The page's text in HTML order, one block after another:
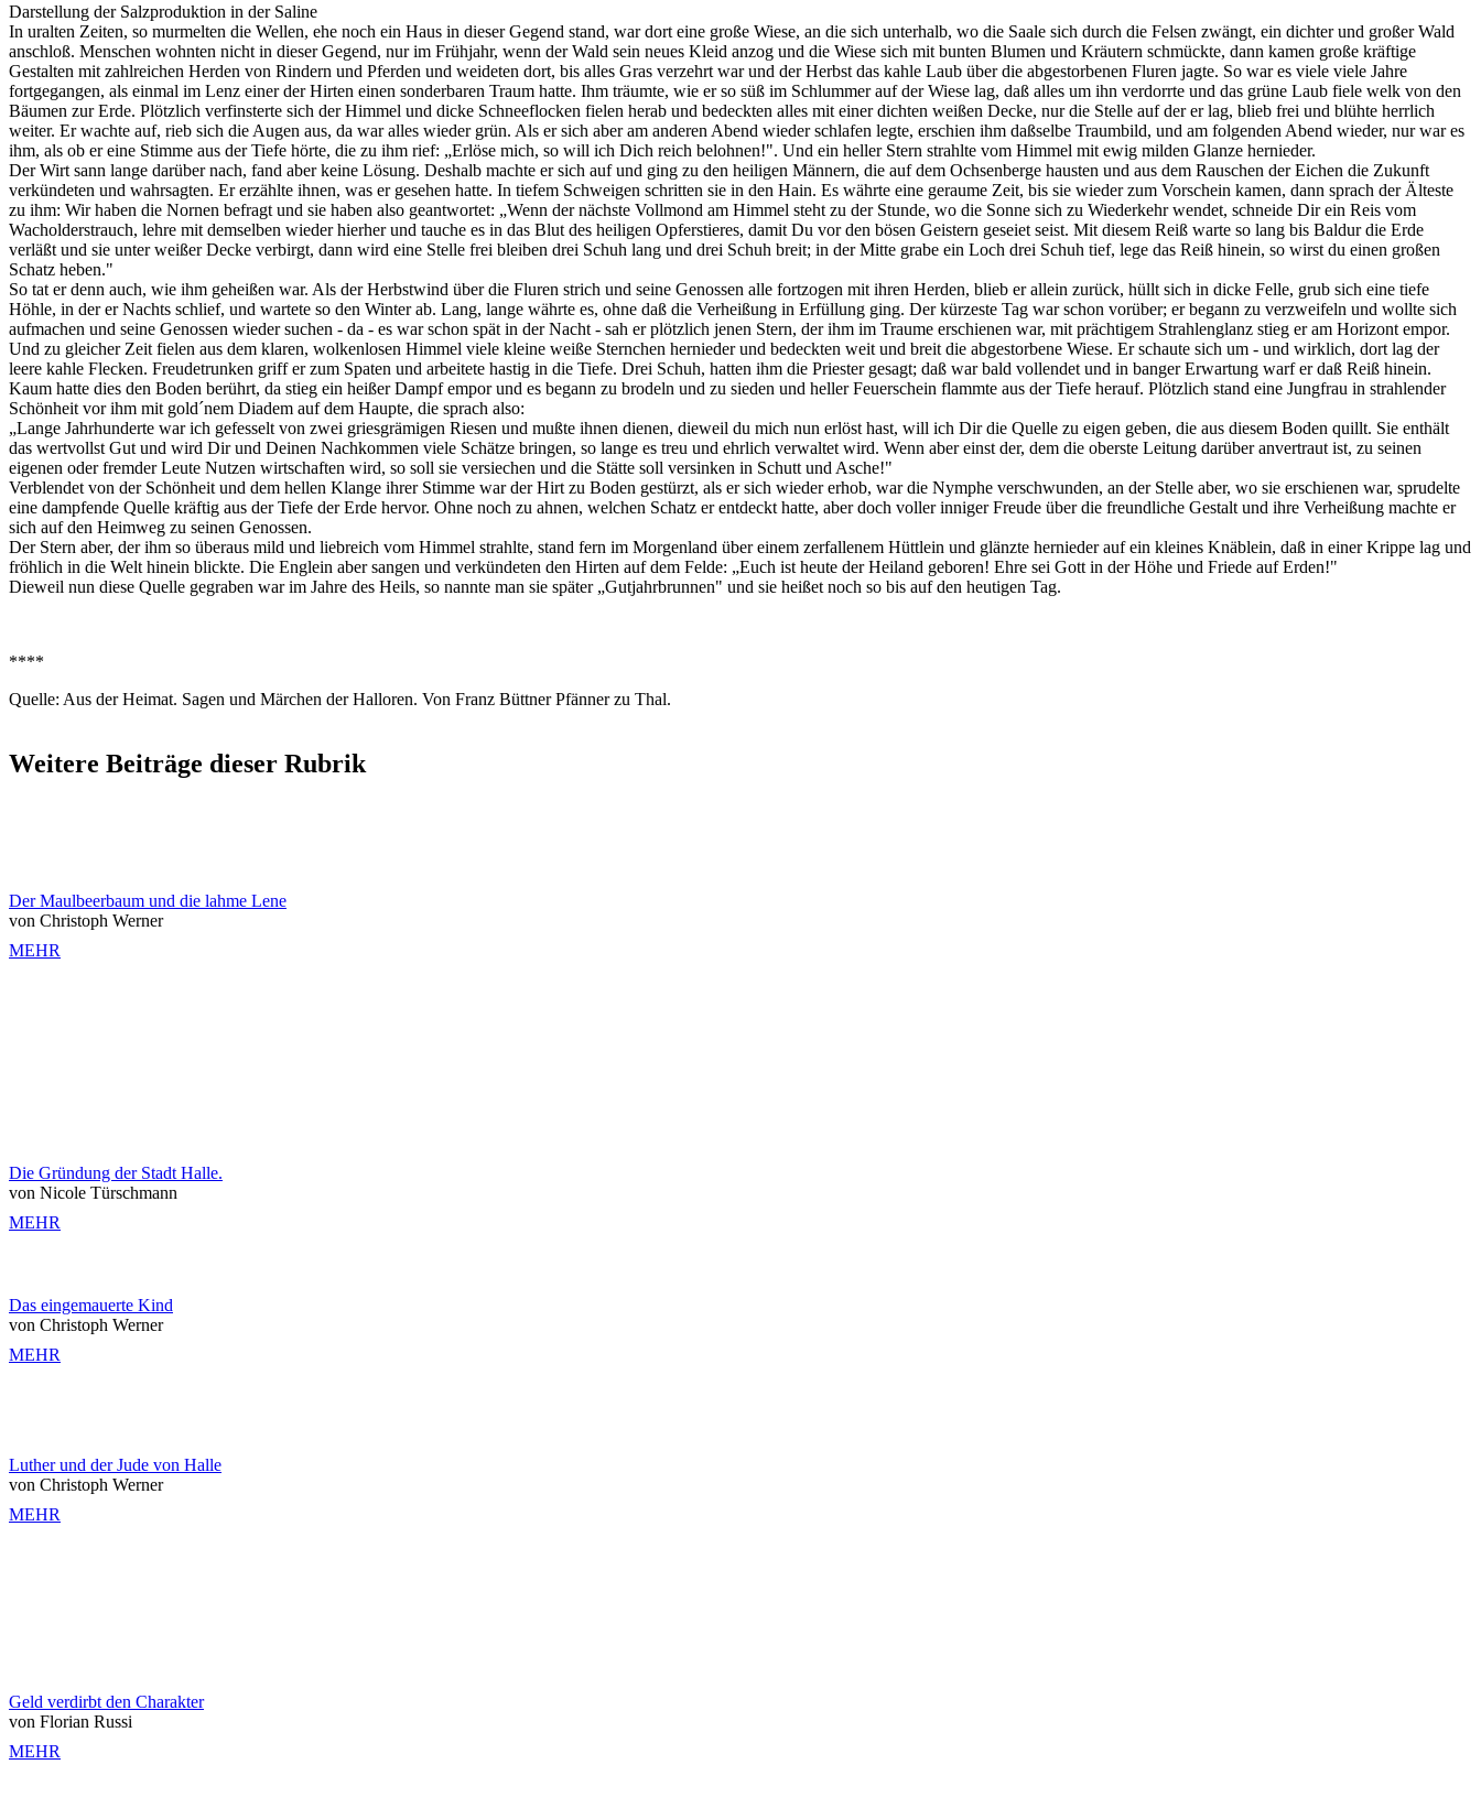
Darstellung der Salzproduktion in der Saline
In uralten Zeiten, so murmelten die Wellen, ehe noch ein Haus in dieser Gegend stand, war dort eine große Wiese, an die sich unterhalb, wo die Saale sich durch die Felsen zwängt, ein dichter und großer Wald
anschloß. Menschen wohnten nicht in dieser Gegend, nur im Frühjahr, wenn der Wald sein neues Kleid anzog und die Wiese sich mit bunten Blumen und Kräutern schmückte, dann kamen große kräftige
Gestalten mit zahlreichen Herden von Rindern und Pferden und weideten dort, bis alles Gras verzehrt war und der Herbst das kahle Laub über die abgestorbenen Fluren jagte. So war es viele viele Jahre
fortgegangen, als einmal im Lenz einer der Hirten einen sonderbaren Traum hatte. Ihm träumte, wie er so süß im Schlummer auf der Wiese lag, daß alles um ihn verdorrte und das grüne Laub fiele welk von den
Bäumen zur Erde. Plötzlich verfinsterte sich der Himmel und dicke Schneeflocken fielen herab und bedeckten alles mit einer dichten weißen Decke, nur die Stelle auf der er lag, blieb frei und blühte herrlich
weiter. Er wachte auf, rieb sich die Augen aus, da war alles wieder grün. Als er sich aber am anderen Abend wieder schlafen legte, erschien ihm daßselbe Traumbild, und am folgenden Abend wieder, nur war es
ihm, als ob er eine Stimme aus der Tiefe hörte, die zu ihm rief: „Erlöse mich, so will ich Dich reich belohnen!". Und ein heller Stern strahlte vom Himmel mit ewig milden Glanze hernieder.
Der Wirt sann lange darüber nach, fand aber keine Lösung. Deshalb machte er sich auf und ging zu den heiligen Männern, die auf dem Ochsenberge hausten und aus dem Rauschen der Eichen die Zukunft
verkündeten und wahrsagten. Er erzählte ihnen, was er gesehen hatte. In tiefem Schweigen schritten sie in den Hain. Es währte eine geraume Zeit, bis sie wieder zum Vorschein kamen, dann sprach der Älteste
zu ihm: Wir haben die Nornen befragt und sie haben also geantwortet: „Wenn der nächste Vollmond am Himmel steht zu der Stunde, wo die Sonne sich zu Wiederkehr wendet, schneide Dir ein Reis vom
Wacholderstrauch, lehre mit demselben wieder hierher und tauche es in das Blut des heiligen Opferstieres, damit Du vor den bösen Geistern geseiet seist. Mit diesem Reiß warte so lang bis Baldur die Erde
verläßt und sie unter weißer Decke verbirgt, dann wird eine Stelle frei bleiben drei Schuh lang und drei Schuh breit; in der Mitte grabe ein Loch drei Schuh tief, lege das Reiß hinein, so wirst du einen großen
Schatz heben."
So tat er denn auch, wie ihm geheißen war. Als der Herbstwind über die Fluren strich und seine Genossen alle fortzogen mit ihren Herden, blieb er allein zurück, hüllt sich in dicke Felle, grub sich eine tiefe
Höhle, in der er Nachts schlief, und wartete so den Winter ab. Lang, lange währte es, ohne daß die Verheißung in Erfüllung ging. Der kürzeste Tag war schon vorüber; er begann zu verzweifeln und wollte sich
aufmachen und seine Genossen wieder suchen - da - es war schon spät in der Nacht - sah er plötzlich jenen Stern, der ihm im Traume erschienen war, mit prächtigem Strahlenglanz stieg er am Horizont empor.
Und zu gleicher Zeit fielen aus dem klaren, wolkenlosen Himmel viele kleine weiße Sternchen hernieder und bedeckten weit und breit die abgestorbene Wiese. Er schaute sich um - und wirklich, dort lag der
leere kahle Flecken. Freudetrunken griff er zum Spaten und arbeitete hastig in die Tiefe. Drei Schuh, hatten ihm die Priester gesagt; daß war bald vollendet und in banger Erwartung warf er daß Reiß hinein.
Kaum hatte dies den Boden berührt, da stieg ein heißer Dampf empor und es begann zu brodeln und zu sieden und heller Feuerschein flammte aus der Tiefe herauf. Plötzlich stand eine Jungfrau in strahlender
Schönheit vor ihm mit gold´nem Diadem auf dem Haupte, die sprach also:
„Lange Jahrhunderte war ich gefesselt von zwei griesgrämigen Riesen und mußte ihnen dienen, dieweil du mich nun erlöst hast, will ich Dir die Quelle zu eigen geben, die aus diesem Boden quillt. Sie enthält
das wertvollst Gut und wird Dir und Deinen Nachkommen viele Schätze bringen, so lange es treu und ehrlich verwaltet wird. Wenn aber einst der, dem die oberste Leitung darüber anvertraut ist, zu seinen
eigenen oder fremder Leute Nutzen wirtschaften wird, so soll sie versiechen und die Stätte soll versinken in Schutt und Asche!"
Verblendet von der Schönheit und dem hellen Klange ihrer Stimme war der Hirt zu Boden gestürzt, als er sich wieder erhob, war die Nymphe verschwunden, an der Stelle aber, wo sie erschienen war, sprudelte
eine dampfende Quelle kräftig aus der Tiefe der Erde hervor. Ohne noch zu ahnen, welchen Schatz er entdeckt hatte, aber doch voller inniger Freude über die freundliche Gestalt und ihre Verheißung machte er
sich auf den Heimweg zu seinen Genossen.
Der Stern aber, der ihm so überaus mild und liebreich vom Himmel strahlte, stand fern im Morgenland über einem zerfallenem Hüttlein und glänzte hernieder auf ein kleines Knäblein, daß in einer Krippe lag und
fröhlich in die Welt hinein blickte. Die Englein aber sangen und verkündeten den Hirten auf dem Felde: „Euch ist heute der Heiland geboren! Ehre sei Gott in der Höhe und Friede auf Erden!"
Dieweil nun diese Quelle gegraben war im Jahre des Heils, so nannte man sie später „Gutjahrbrunnen" und sie heißet noch so bis auf den heutigen Tag.
****
Quelle: Aus der Heimat. Sagen und Märchen der Halloren. Von Franz Büttner Pfänner zu Thal.
Weitere Beiträge dieser Rubrik
Der Maulbeerbaum und die lahme Lene
von Christoph Werner
MEHR
Die Gründung der Stadt Halle.
von Nicole Türschmann
MEHR
Das eingemauerte Kind
von Christoph Werner
MEHR
Luther und der Jude von Halle
von Christoph Werner
MEHR
Geld verdirbt den Charakter
von Florian Russi
MEHR